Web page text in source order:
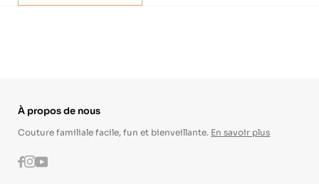
À propos de nous
Couture familiale facile, fun et bienveillante. En savoir plus
Facebook
Instagram
Youtube